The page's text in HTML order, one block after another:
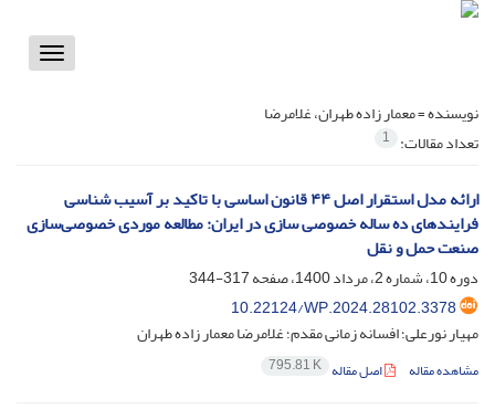
Toggle
نویسنده =معمار زاده طهران، غلامرضا
تعداد مقالات: 1
ارائه مدل استقرار اصل ۴۴ قانون اساسی با تاکید بر آسیب شناسی
فرایندهای ده ساله خصوصی سازی در ایران: مطالعه موردی خصوصی‌سازی
صنعت حمل و نقل
دوره 10، شماره 2، مرداد 1400، صفحه
317-344
10.22124/WP.2024.28102.3378
مهیار نورعلی؛ افسانه زمانی مقدم؛ غلامرضا معمار زاده طهران
مشاهده مقاله اصل مقاله 795.81 K